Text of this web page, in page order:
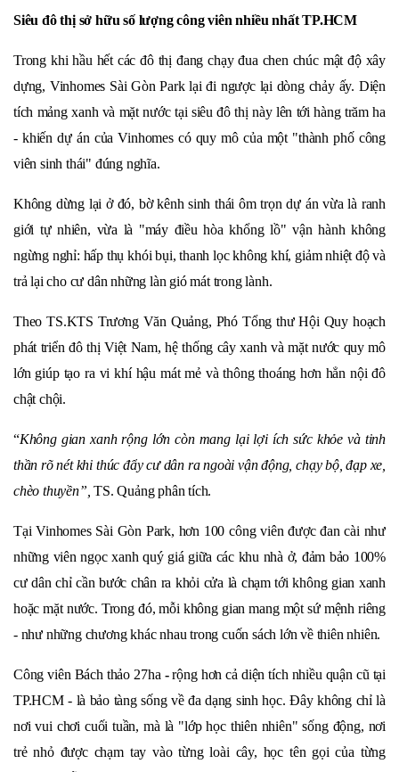
Siêu đô thị sở hữu số lượng công viên nhiều nhất TP.HCM
Trong khi hầu hết các đô thị đang chạy đua chen chúc mật độ xây
dựng, Vinhomes Sài Gòn Park lại đi ngược lại dòng chảy ấy. Diện
tích mảngxanh và mặt nước tại siêu đô thị này lên tới hàng trăm ha
- khiến dự án của Vinhomes có quy mô của một "thành phố công
viên sinh thái" đúng nghĩa.
Không dừng lại ở đó, bờ kênh sinh thái ôm trọn dự án vừa là ranh
giới tự nhiên, vừa là "máy điều hòa khổng lồ" vận hành không
ngừng nghỉ: hấp thụ khói bụi, thanh lọc không khí, giảm nhiệt độ và
trả lại cho cư dân những làn gió mát trong lành.
Theo TS.KTS Trương Văn Quảng, Phó Tổng thưHội Quy hoạch
phát triển đô thị Việt Nam, hệ thống cây xanh và mặt nước quy mô
lớn giúp tạo ra vi khí hậu mát mẻ và thông thoáng hơn hẳn nội đô
chật chội.
“Không gian xanh rộng lớn còn mang lại lợi ích sức khỏe và tinh
thần rõ nét khi thúc đẩy cư dân ra ngoài vận động,chạy bộ, đạp xe,
chèo thuyền”,TS. Quảng phân tích.
Tại Vinhomes Sài Gòn Park, hơn 100 công viên được đan cài như
những viên ngọc xanh quý giá giữa các khu nhà ở, đảm bảo 100%
cư dân chỉ cần bước chân ra khỏi cửa là chạm tới không gian xanh
hoặc mặt nước. Trong đó, mỗi không gian mang một sứ mệnh riêng
- như những chương khác nhau trong cuốn sách lớn về thiên nhiên.
Công viên Bách thảo 27ha -rộng hơn cả diện tích nhiều quận cũ tại
TP.HCM - là bảo tàng sống về đa dạng sinh học. Đây không chỉ là
nơi vui chơi cuối tuần, mà là "lớp học thiên nhiên" sống động, nơi
trẻ nhỏ được chạm tay vào từng loài cây, học tên gọi của từng